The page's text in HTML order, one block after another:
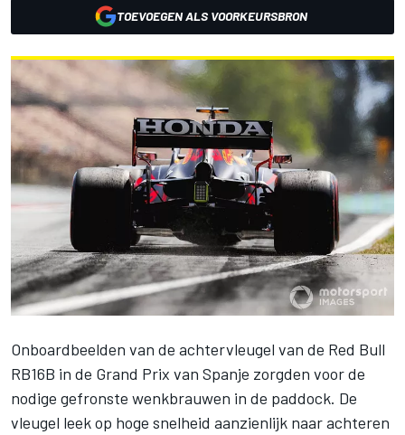
TOEVOEGEN ALS VOORKEURSBRON
Onboardbeelden van de achtervleugel van de Red Bull
RB16B in de Grand Prix van Spanje zorgden voor de
nodige gefronste wenkbrauwen in de paddock. De
vleugel leek op hoge snelheid aanzienlijk naar achteren